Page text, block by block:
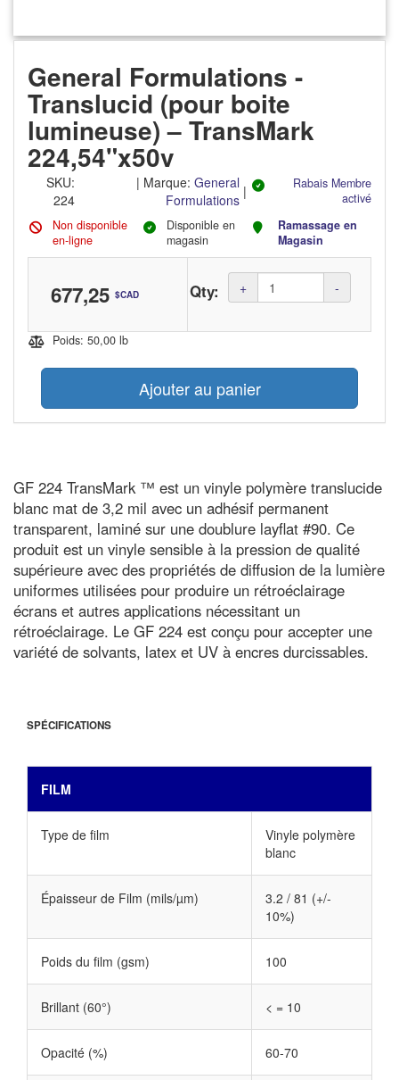
General Formulations -
Translucid (pour boite
lumineuse) – TransMark
224,54"x50v
SKU:
224
| Marque: General
Formulations |
Rabais Membre
activé
Non disponible
en-ligne
Disponible en
magasin
Ramassage en
Magasin
677,25 $CAD Qty:
Amount
(in
+ -
Poids: 50,00 lb
Ajouter au panier
GF 224 TransMark ™ est un vinyle polymère translucide
blanc mat de 3,2 mil avec un adhésif permanent
transparent, laminé sur une doublure layflat #90. Ce
produit est un vinyle sensible à la pression de qualité
supérieure avec des propriétés de diffusion de la lumière
uniformes utilisées pour produire un rétroéclairage
écrans et autres applications nécessitant un
rétroéclairage. Le GF 224 est conçu pour accepter une
variété de solvants, latex et UV à encres durcissables.
SPÉCIFICATIONS
FILM
Type de film
Vinyle polymère
blanc
Épaisseur de Film (mils/µm)
3.2 / 81 (+/-
10%)
Poids du film (gsm) 100
Brillant (60°) < = 10
Opacité (%) 60-70